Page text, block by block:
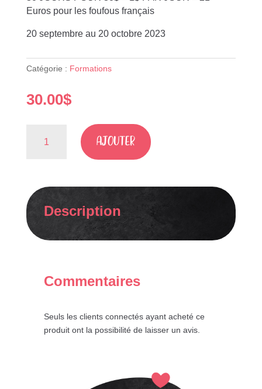
Euros pour les foufous français
20 septembre au 20 octobre 2023
Catégorie : Formations
30.00$
30
JOURS
AJOUTER
Description
Commentaires
Seuls les clients connectés ayant acheté ce
produit ont la possibilité de laisser un avis.